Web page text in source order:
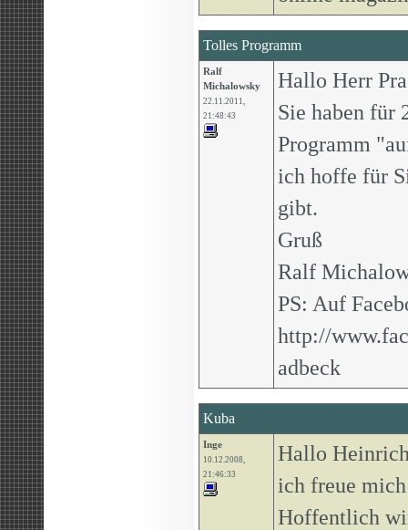
Tolles Programm
Ralf
Michalowsky
22.11.2011,
21:48:43
Hallo Herr
Sie haben für
Programm
ich hoffe für
gibt.
Gruß
Ralf
PS: Auf
http://
adbeck
Kuba
Inge
10.12.2008,
21:46:33
Hallo
ich freue
Hoffentlich